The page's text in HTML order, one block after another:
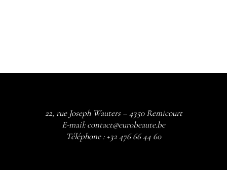
22, rue Joseph Wauters – 4350 Remicourt
E-mail:contact@eurobeaute.be
Téléphone :+32 476 66 44 60